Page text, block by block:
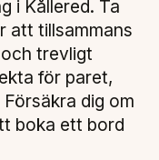
i Kållered. Ta
att tillsammans
trevligt
för paret,
dig om
boka ett bord